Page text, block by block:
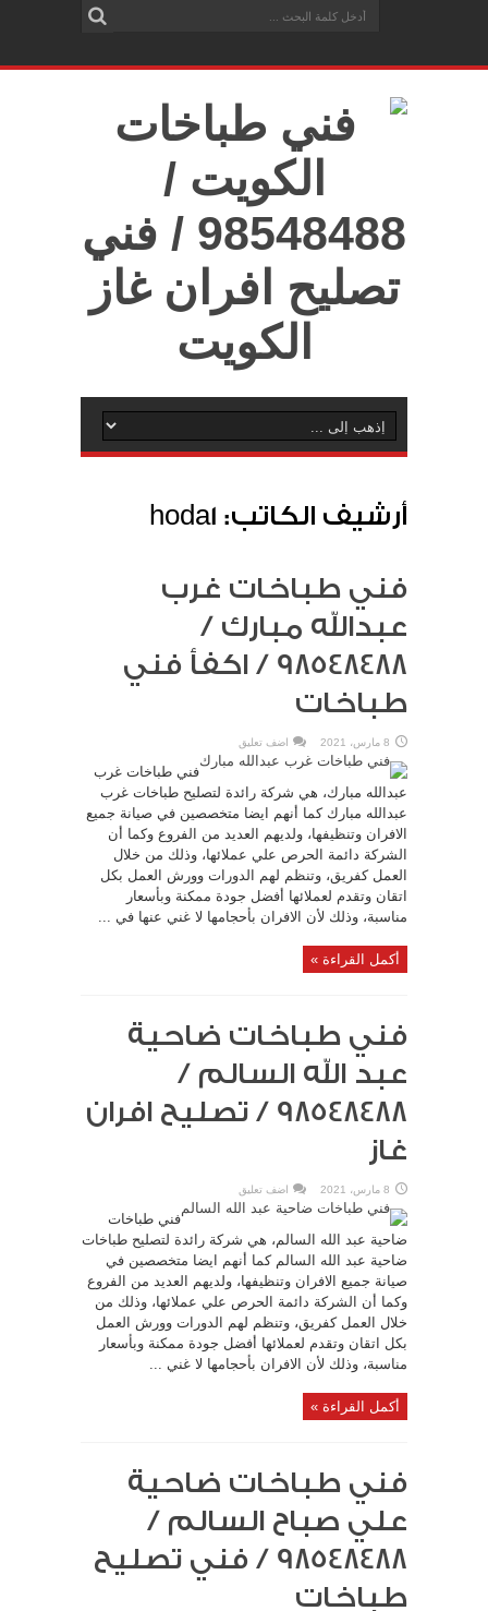
أرشيف الكاتب: hoda1
فني طباخات غرب
عبدالله مبارك /
98548488 / اكفأ فني
طباخات
8 مارس، 2021 اضف تعليق
فني طباخات غرب
عبدالله مبارك، هي شركة رائدة لتصليح طباخات غرب
عبدالله مبارك كما أنهم ايضا متخصصين في صيانة جميع
الافران وتنظيفها، ولديهم العديد من الفروع وكما أن
الشركة دائمة الحرص علي عملائها، وذلك من خلال
العمل كفريق، وتنظم لهم الدورات وورش العمل بكل
اتقان وتقدم لعملائها أفضل جودة ممكنة وبأسعار
مناسبة، وذلك لأن الافران بأحجامها لا غني عنها في ...
أكمل القراءة »
فني طباخات ضاحية
عبد الله السالم /
98548488 / تصليح افران
غاز
8 مارس، 2021 اضف تعليق
فني طباخات
ضاحية عبد الله السالم، هي شركة رائدة لتصليح طباخات
ضاحية عبد الله السالم كما أنهم ايضا متخصصين في
صيانة جميع الافران وتنظيفها، ولديهم العديد من الفروع
وكما أن الشركة دائمة الحرص علي عملائها، وذلك من
خلال العمل كفريق، وتنظم لهم الدورات وورش العمل
بكل اتقان وتقدم لعملائها أفضل جودة ممكنة وبأسعار
مناسبة، وذلك لأن الافران بأحجامها لا غني ...
أكمل القراءة »
فني طباخات ضاحية
علي صباح السالم /
98548488 / فني تصليح
طباخات